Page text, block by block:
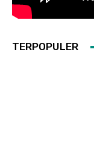
TERPOPULER